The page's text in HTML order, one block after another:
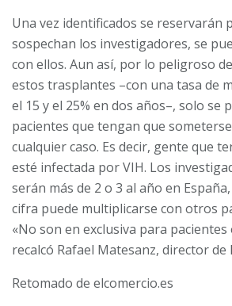
Una vez identificados se reservarán
sospechan los investigadores, se
con ellos. Aun así, por lo peligroso
estos trasplantes –con una tasa de
el 15 y el 25% en dos años–, solo se
pacientes que tengan que
cualquier caso. Es decir, gente que
esté infectada por VIH. Los
serán más de 2 o 3 al año en
cifra puede multiplicarse con otros
«No son en exclusiva para pacientes
recalcó Rafael Matesanz, director de
Retomado de elcomercio.es